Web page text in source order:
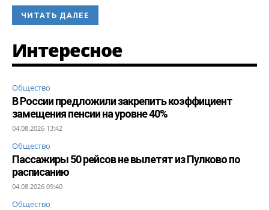
ЧИТАТЬ ДАЛЕЕ
Интересное
Общество
В России предложили закрепить коэффициент
замещения пенсии на уровне 40%
04.08.2026 13:42
Общество
Пассажиры 50 рейсов не вылетят из Пулково по
расписанию
04.08.2026 09:40
Общество